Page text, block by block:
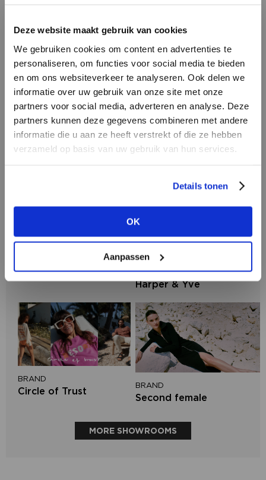
Deze website maakt gebruik van cookies
We gebruiken cookies om content en advertenties te
personaliseren, om functies voor social media te bieden
en om ons websiteverkeer te analyseren. Ook delen we
informatie over uw gebruik van onze site met onze
partners voor social media, adverteren en analyse. Deze
partners kunnen deze gegevens combineren met andere
informatie die u aan ze heeft verstrekt of die ze hebben
verzameld op basis van uw gebruik van hun services.
Details tonen
OK
Aanpassen
LOGIN
Password
LOGIN
NO ACCOUNT YET?
Knit-ted
BRAND
Lofty Manner
BRAND
BRAND
Harper & Yve
BRAND
Circle of Trust
BRAND
Second female
MORE SHOWROOMS